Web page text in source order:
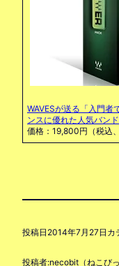
WAVESが送る「入門者
ンスに優れた人気バン
価格：19,800円（税込
投稿日 2014年7月27日 カ
投稿者:necobit（ねこびっ